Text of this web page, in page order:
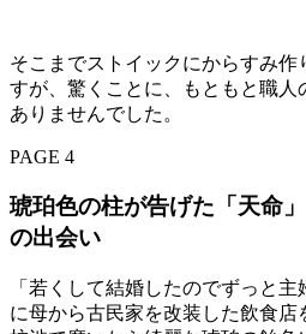
そこまでストイックにからすみ
すが、驚くことに、もともと職人
ありませんでした。
PAGE 4
琥珀色の柱が告げた「天命
の出会い
「若くして結婚したのでずっと
に母から古民家を改装した飲食